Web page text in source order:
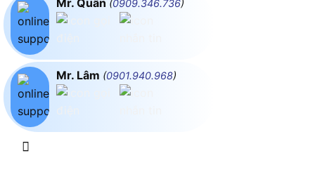
Mr. Quân (0909.346.736)
Mr. Lâm (0901.940.968)